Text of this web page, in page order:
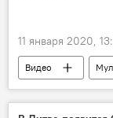
11 января 2020,
Видео
Вильнюс